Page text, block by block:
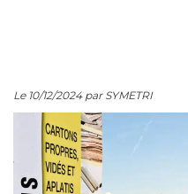
Le 10/12/2024 par SYMETRI